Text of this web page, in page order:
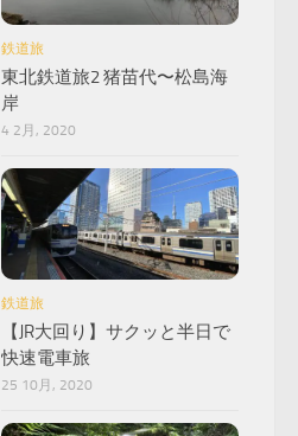
鉄道旅
東北鉄道旅2 猪苗代〜松島海
岸
4 2月, 2020
鉄道旅
【JR大回り】サクッと半日で
快速電車旅
25 10月, 2020